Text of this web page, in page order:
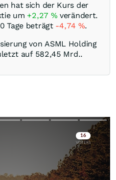
hat sich der Kurs der
um +2,27 % verändert.
Tage beträgt -4,74 %.
von ASML Holding
auf 582,45 Mrd..
Skip